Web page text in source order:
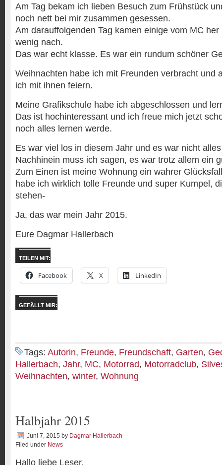
Am Tag bekam ich lieben Besuch zum Frühstück
noch nett bei mir zusammen gesessen.
Am darauffolgenden Tag kamen einige vom MC
wenig nach.
Das war echt klasse. Es war ein rundum schöner
Weihnachten habe ich mit Freunden verbracht und
ich mit ihnen feiern.
Meine Grafikschule habe ich abgeschlossen und
Das ist hochinteressant und ich freue mich jetzt
noch alles lernen werde.
Es war viel los in diesem Jahr und es war nicht
Nachhinein muss ich sagen, es war trotz allem ein
Zum Einen ist meine Wohnung ein wahrer
habe ich wirklich tolle Freunde und super Kumpel,
stehen-
Ja, das war mein Jahr 2015.
Eure Dagmar Hallerbach
TEILEN MIT:
Facebook X LinkedIn
GEFÄLLT MIR:
Tags: Autorin, Freunde, Freundschaft, Garten,
Hallerbach, Jahr, MC, Motorrad, Motorradclub,
Weihnachten, winter, Wohnung
Halbjahr 2015
Juni 7, 2015 by Dagmar Hallerbach
Filed under News
Hallo liebe Leser,